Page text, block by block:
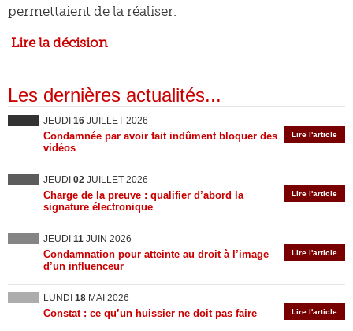
permettaient de la réaliser.
Lire la décision
Les dernières actualités...
JEUDI 16 JUILLET 2026
Lire l'article
Condamnée par avoir fait indûment bloquer des
vidéos
JEUDI 02 JUILLET 2026
Lire l'article
Charge de la preuve : qualifier d’abord la
signature électronique
JEUDI 11 JUIN 2026
Lire l'article
Condamnation pour atteinte au droit à l’image
d’un influenceur
LUNDI 18 MAI 2026
Lire l'article
Constat : ce qu’un huissier ne doit pas faire